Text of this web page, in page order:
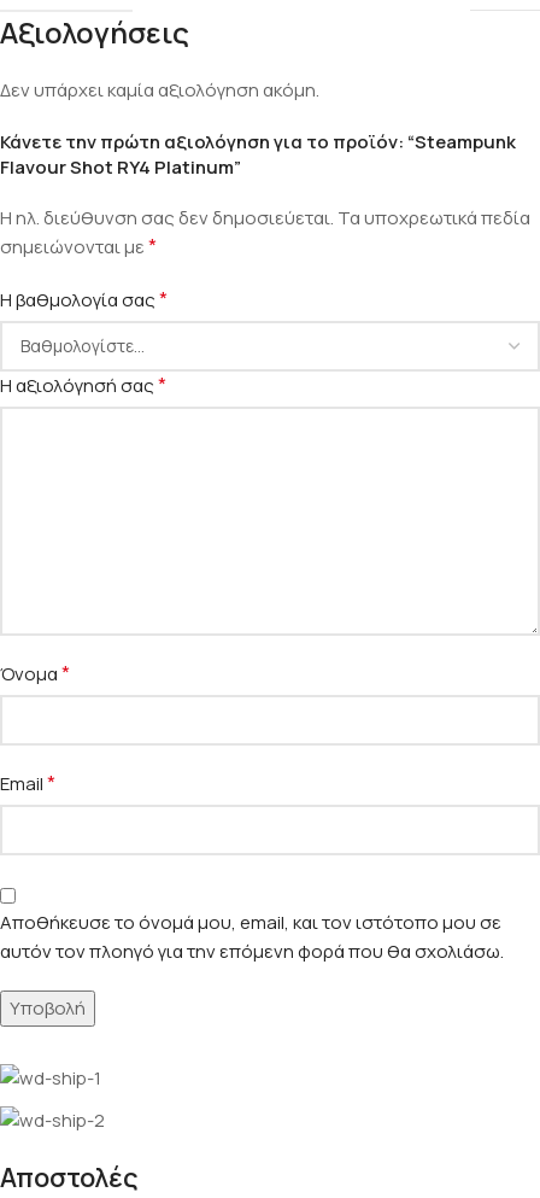
Αξιολογήσεις
Δεν υπάρχει καμία αξιολόγηση ακόμη.
Κάνετε την πρώτη αξιολόγηση για το προϊόν: “Steampunk
Flavour Shot RY4 Platinum”
Η ηλ. διεύθυνση σας δεν δημοσιεύεται. Τα υποχρεωτικά πεδία
σημειώνονται με*
Η βαθμολογία σας*
Η αξιολόγησή σας*
Όνομα*
Email*
Αποθήκευσε το όνομά μου, email, και τον ιστότοπο μου σε
αυτόν τον πλοηγό για την επόμενη φορά που θα σχολιάσω.
Αποστολές